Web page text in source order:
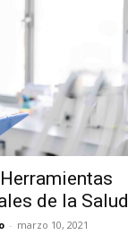
de la Salud
- marzo 10, 2021